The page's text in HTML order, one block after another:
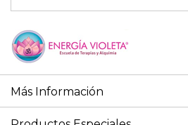
Más Información